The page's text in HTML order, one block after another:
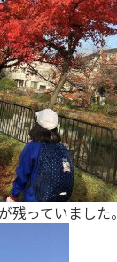
残っていました。